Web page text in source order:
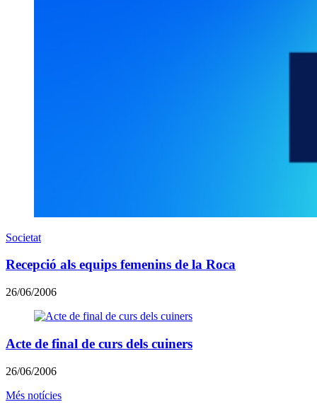
Societat
Recepció als equips femenins de la Roca
26/06/2006
Acte de final de curs dels cuiners
26/06/2006
Més notícies